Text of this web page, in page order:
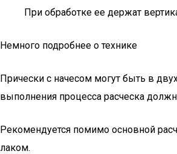
При обработке ее держат
Немного подробнее о технике
Прически с начесом могут быть в
выполнения процесса расческа
Рекомендуется помимо основной
лаком.